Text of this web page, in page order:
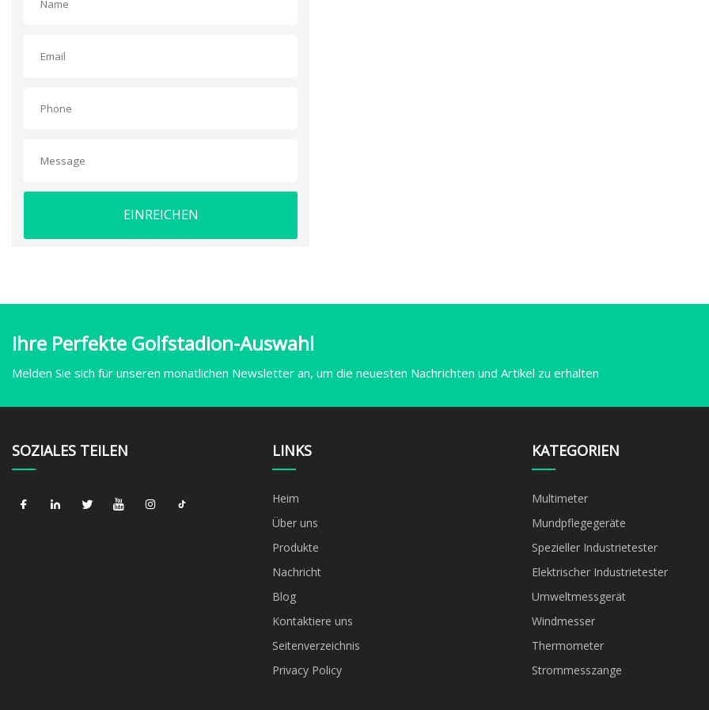
EINREICHEN
Ihre Perfekte Golfstadion-Auswahl
Melden Sie sich für unseren monatlichen Newsletter an, um die neuesten Nachrichten und Artikel zu erhalten
SOZIALES TEILEN LINKS
Heim
Über uns
Produkte
Nachricht
Blog
Kontaktiere uns
Seitenverzeichnis
Privacy Policy
KATEGORIEN
Multimeter
Mundpflegegeräte
Spezieller Industrietester
Elektrischer Industrietester
Umweltmessgerät
Windmesser
Thermometer
Strommesszange